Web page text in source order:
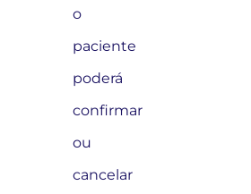
o
paciente
poderá
confirmar
ou
cancelar